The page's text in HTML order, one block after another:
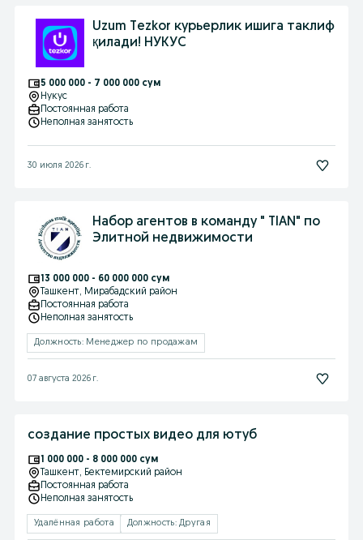
Uzum Tezkor курьерлик ишига таклиф
қилади! НУКУС
5 000 000 - 7 000 000 сум
Нукус
Постоянная работа
Неполная занятость
30 июля 2026 г.
Набор агентов в команду " TIAN" по
Элитной недвижимости
13 000 000 - 60 000 000 сум
Ташкент, Мирабадский район
Постоянная работа
Неполная занятость
Должность: Менеджер по продажам
07 августа 2026 г.
создание простых видео для ютуб
1 000 000 - 8 000 000 сум
Ташкент, Бектемирский район
Постоянная работа
Неполная занятость
Удалённая работа Должность: Другая